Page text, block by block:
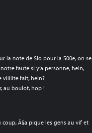
la note de Slo pour la 500e, on se
faute si y’a personne, hein,
viiiiite fait, hein?
au boulot, hop !
Ã§a pique les gens au vif et